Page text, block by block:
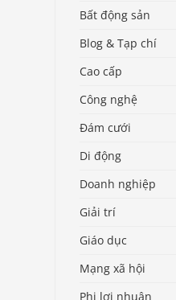
Bất động sản
Blog & Tạp chí
Cao cấp
Công nghệ
Đám cưới
Di động
Doanh nghiệp
Giải trí
Giáo dục
Mạng xã hội
Phi lợi nhuận